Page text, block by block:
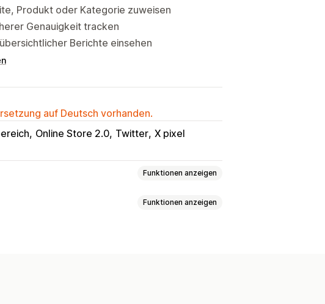
Produkt oder Kategorie zuweisen
Genauigkeit tracken
Berichte einsehen
auf Deutsch vorhanden.
Online Store 2.0 Twitter X pixel
Funktionen anzeigen
Funktionen anzeigen